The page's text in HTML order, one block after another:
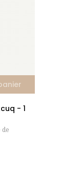
- 1
de